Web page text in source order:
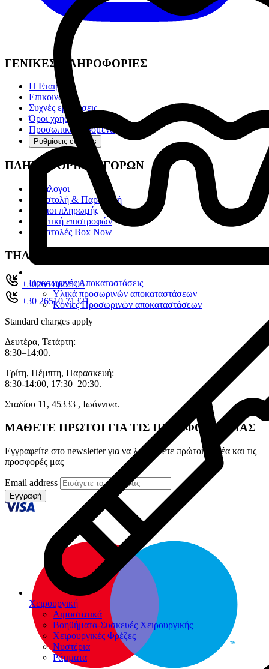
Προσωρινές Αποκαταστάσεις
Υλικά προσωρινών αποκαταστάσεων
Κονίες Προσωρινών αποκαταστάσεων
Χειρουργική
Αιμοστατικά
Βοηθήματα-Συσκευές Χειρουργικής
Χειρουργικές Φρέζες
Νυστέρια
Ράµµατα
ΓΕΝΙΚΕΣ ΠΛΗΡΟΦΟΡΙΕΣ
Η Εταιρία
Επικοινωνία
Συχνές ερωτήσεις
Όροι χρήσης
Προσωπικά Δεδομένα
Ρυθμίσεις cookies
ΠΛΗΡΟΦΟΡΙΕΣ ΑΓΟΡΩΝ
Κατάλογοι
Αποστολή & Παραλαβή
Τρόποι πληρωμής
Πολιτική επιστροφών
Αποστολές Box Now
ΤΗΛ. ΚΕΝΤΡΟ
+302651022104
+30 26510 71321
Standard charges apply
Δευτέρα, Τετάρτη:
8:30–14:00.
Τρίτη, Πέμπτη, Παρασκευή:
8:30-14:00, 17:30–20:30.
Σταδίου 11, 45333 , Ιωάννινα.
ΜΑΘΕΤΕ ΠΡΩΤΟΙ ΓΙΑ ΤΙΣ ΠΡΟΣΦΟΡΕΣ ΜΑΣ
Εγγραφείτε στο newsletter για να λαμβάνετε πρώτοι τα νέα και τις
προσφορές μας
Email address
Εγγραφή